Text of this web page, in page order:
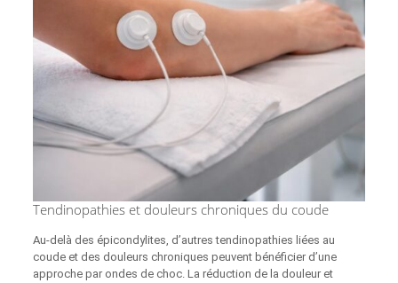
Tendinopathies et douleurs chroniques du coude
Au-delà des épicondylites, d’autres tendinopathies liées au
coude et des douleurs chroniques peuvent bénéficier d’une
approche par ondes de choc. La réduction de la douleur et